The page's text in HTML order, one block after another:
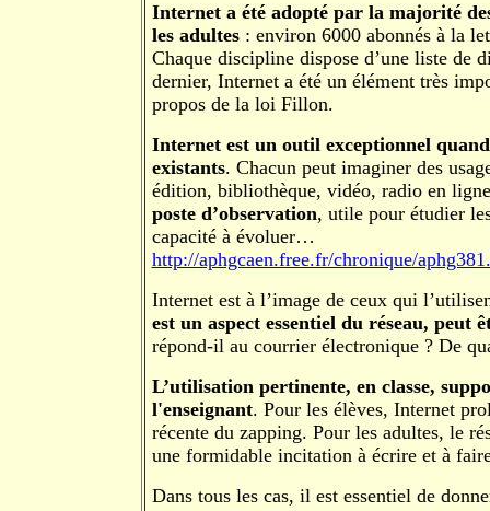
Internet a été adopté par la majorité
les adultes: environ 6000 abonnés à la
Chaque discipline dispose d’une liste
dernier, Internet a été un élément très
propos de la loi Fillon.
Internet est un outil exceptionnel
existants. Chacun peut imaginer des
édition, bibliothèque, vidéo, radio en
poste d’observation, utile pour étudier
capacité à évoluer…
http://aphgcaen.free.fr/chronique/
Internet est à l’image de ceux qui
est un aspect essentiel du réseau, peut
répond-il au courrier électronique ? De
L’utilisation pertinente, en classe,
l'enseignant. Pour les élèves, Internet
récente du zapping. Pour les adultes, le
une formidable incitation à écrire et à
Dans tous les cas, il est essentiel de